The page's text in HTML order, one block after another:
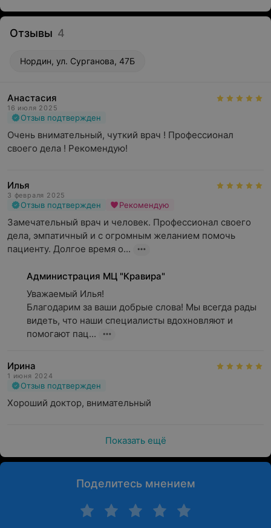
Отзывы 4
Нордин, ул. Сурганова, 47Б
Анастасия
16 июля 2025
Отзыв подтвержден
Очень внимательный, чуткий врач ! Профессионал
своего дела ! Рекомендую!
Илья
3 февраля 2025
Отзыв подтвержден Рекомендую
Замечательный врач и человек. Профессионал своего
дела, эмпатичный и с огромным желанием помочь
пациенту. Долгое время о...
Администрация МЦ "Кравира"
Уважаемый Илья!
Благодарим за ваши добрые слова! Мы всегда рады
видеть, что наши специалисты вдохновляют и
помогают пац...
Ирина
1 июня 2024
Отзыв подтвержден
Хороший доктор, внимательный
Показать ещё
Поделитесь мнением